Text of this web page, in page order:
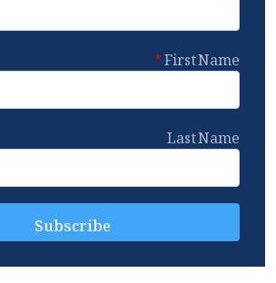
First Name
Last Name